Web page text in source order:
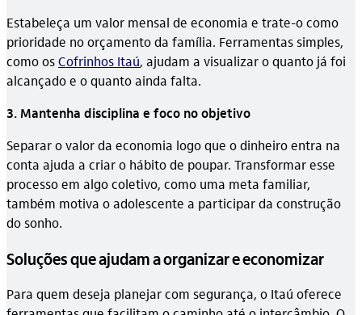
Estabeleça um valor mensal de economia e trate-o como
prioridade no orçamento da família. Ferramentas simples,
como osCofrinhos Itaú, ajudam a visualizar o quanto já foi
alcançado e o quanto ainda falta.
3. Mantenha disciplina e foco no objetivo
Separar o valor da economia logo que o dinheiro entra na
conta ajuda a criar o hábito de poupar. Transformar esse
processo em algo coletivo, como uma meta familiar,
também motiva o adolescente a participar da construção
do sonho.
Soluções que ajudam a organizar e economizar
Para quem deseja planejar com segurança, o Itaú oferece